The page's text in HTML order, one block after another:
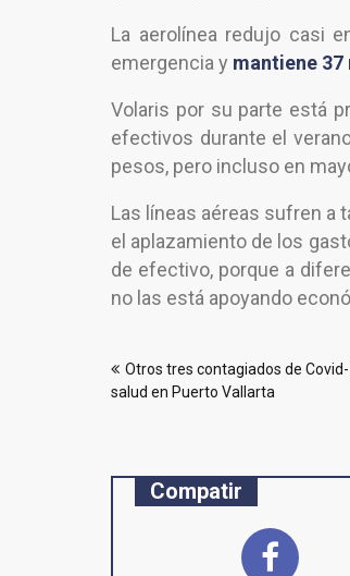
La aerolínea redujo casi
emergencia y mantiene
Volaris por su parte está
efectivos durante el
pesos, pero incluso en
Las líneas aéreas sufren a
el aplazamiento de los
de efectivo, porque a
no las está apoyando
deOtros tres contagiados de
salud en Puerto Vallarta
Compatir